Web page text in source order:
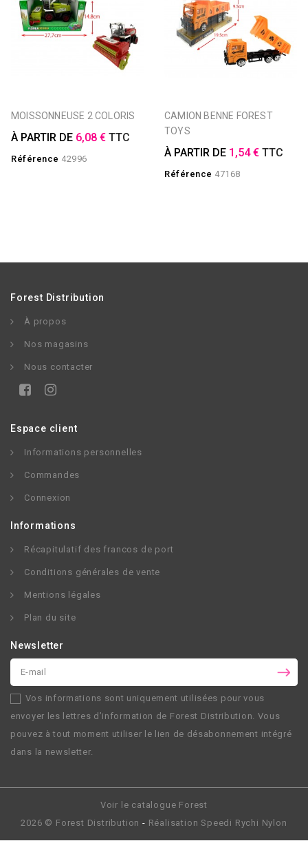
MOISSONNEUSE 2 COLORIS
À PARTIR DE 6,08 € TTC
Référence 42996
CAMION BENNE FOREST
TOYS
À PARTIR DE 1,54 € TTC
Référence 47168
Forest Distribution
À propos
Nos magasins
Nous contacter
Espace client
Informations personnelles
Commandes
Connexion
Informations
Récapitulatif des francos de port
Conditions générales de vente
Mentions légales
Plan du site
Newsletter
Vos informations sont uniquement utilisées pour vous
envoyer les lettres d’information de Forest Distribution . Vous
pouvez à tout moment utiliser le lien de désabonnement intégré
dans la newsletter.
Voir le catalogue Forest
2026 © Forest Distribution - RéalisationSpeedi Rychi Nylon